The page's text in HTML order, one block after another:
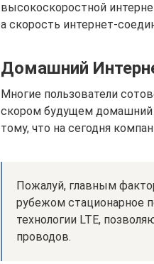
высокоскоростной
а скорость интернет-
Домашний
Многие пользователи
скором будущем домашний
тому, что на сегодня
Пожалуй, главным
рубежом стационарное
технологии LTE,
проводов.